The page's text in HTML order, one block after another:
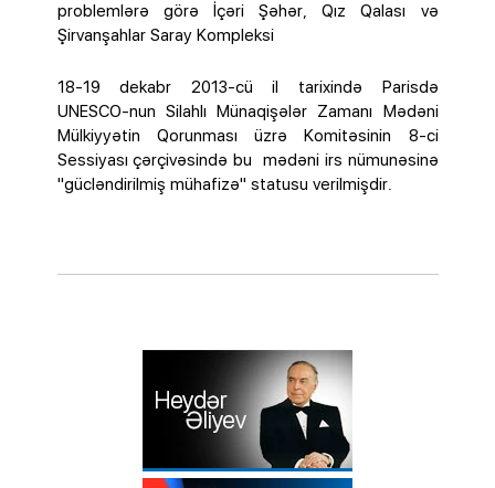
problemlərə görə İçəri Şəhər, Qız Qalası və
Şirvanşahlar Saray Kompleksi
18-19 dekabr 2013-cü il tarixində Parisdə
UNESCO-nun Silahlı Münaqişələr Zamanı Mədəni
Mülkiyyətin Qorunması üzrə Komitəsinin 8-ci
Sessiyası çərçivəsində bu mədəni irs nümunəsinə
"gücləndirilmiş mühafizə" statusu verilmişdir.